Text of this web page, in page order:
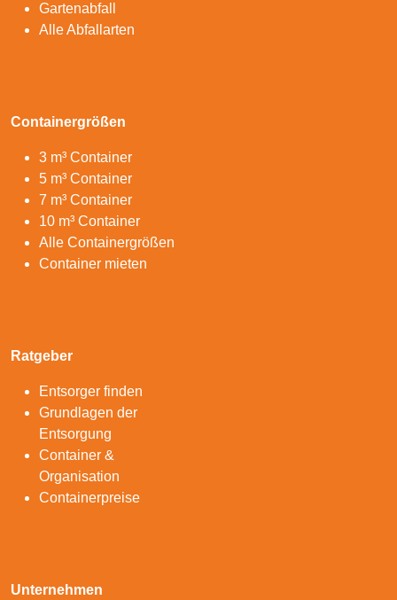
Gartenabfall
Alle Abfallarten
Containergrößen
3 m³ Container
5 m³ Container
7 m³ Container
10 m³ Container
Alle Containergrößen
Container mieten
Ratgeber
Entsorger finden
Grundlagen der
Entsorgung
Container &
Organisation
Containerpreise
Unternehmen